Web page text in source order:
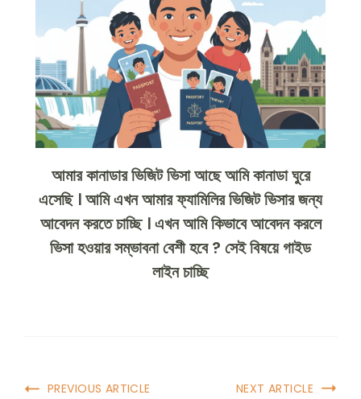
আমার কানাডার ভিজিট ভিসা আছে আমি কানাডা ঘুরে
এসেছি । আমি এখন আমার ফ্যামিলির ভিজিট ভিসার জন্য
আবেদন করতে চাচ্ছি । এখন আমি কিভাবে আবেদন করলে
ভিসা হওয়ার সম্ভাবনা বেশী হবে ? সেই বিষয়ে গাইড
লাইন চাচ্ছি
Post
PREVIOUS ARTICLE NEXT ARTICLE